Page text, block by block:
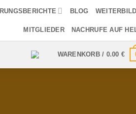
BLOG
MITGLIEDER NACHRUFE AUF
WARENKORB / 0.00 €